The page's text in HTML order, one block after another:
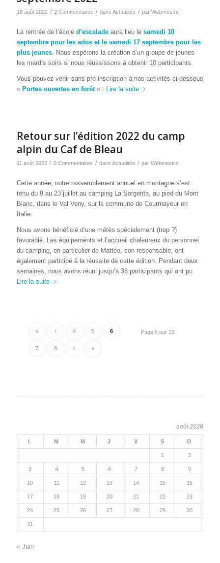
18 août 2022 / 2 Commentaires / dans Actualités / par Webmestre
La rentrée de l’école d’escalade aura lieu le samedi 10
septembre pour les ados et le samedi 17 septembre pour les
plus jeunes. Nous espérons la création d’un groupe de jeunes
les mardis soirs si nous réussissons à obtenir 10 participants.
Vous pouvez venir sans pré-inscription à nos activités ci-dessous
« Portes ouvertes en forêt» : Lire la suite
Retour sur l’édition 2022 du camp
alpin du Caf de Bleau
11 août 2022 / 0 Commentaires / dans Actualités / par Webmestre
Cette année, notre rassemblement annuel en montagne s’est
tenu du 9 au 23 juillet au camping La Sorgente, au pied du Mont
Blanc, dans le Val Veny, sur la commune de Courmayeur en
Italie.
Nous avons bénéficié d’une météo spécialement (trop ?)
favorable. Les équipements et l’accueil chaleureux du personnel
du camping, en particulier de Mattéo, son responsable, ont
également participé à la réussite de cette édition. Pendant deux
semaines, nous avons réuni jusqu’à 38 participants qui ont pu
Lire la suite
Page 6 sur 13
« ‹ 4 5 6
7 8 › »
août 2026
L M M J V S D
1 2
3 4 5 6 7 8 9
10 11 12 13 14 15 16
17 18 19 20 21 22 23
24 25 26 27 28 29 30
31
« Juin